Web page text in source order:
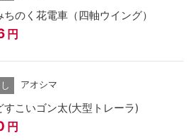
のく花電車（四軸ウイング）
円
アオシマ
すこいゴン太(大型トレーラ)
円